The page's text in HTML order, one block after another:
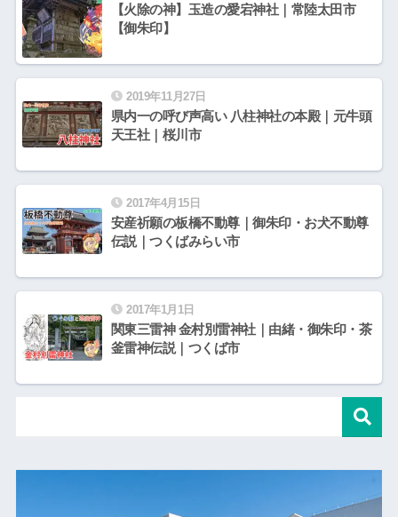
【火除の神】玉造の愛宕神社｜常陸太田市
【御朱印】
2019年11月27日
県内一の呼び声高い 八柱神社の本殿｜元牛頭
天王社｜桜川市
2017年4月15日
安産祈願の板橋不動尊｜御朱印・お犬不動尊
伝説｜つくばみらい市
2017年1月1日
関東三雷神 金村別雷神社｜由緒・御朱印・茶
釜雷神伝説｜つくば市